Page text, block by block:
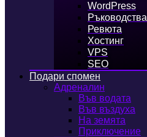
WordPress
Ръководства
Ревюта
Хостинг
VPS
SEO
Подари спомен
Адреналин
Във водата
Във въздуха
На земята
Приключение